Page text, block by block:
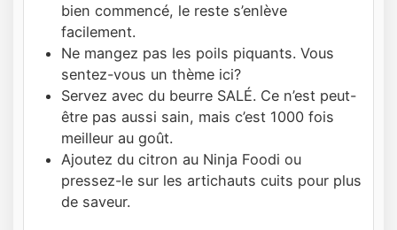
bien commencé, le reste s’enlève
facilement.
Ne mangez pas les poils piquants. Vous
sentez-vous un thème ici?
Servez avec du beurre SALÉ. Ce n’est peut-
être pas aussi sain, mais c’est 1000 fois
meilleur au goût.
Ajoutez du citron au Ninja Foodi ou
pressez-le sur les artichauts cuits pour plus
de saveur.